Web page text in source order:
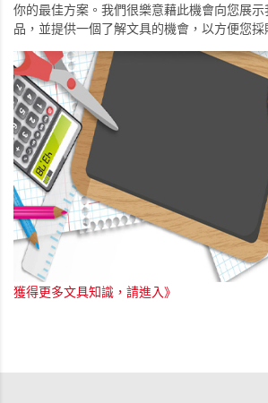
你的最佳方案。我們很樂意藉此機會向您展
品，並提供一個了解文具的機會，以方便您採
獲得更多文具知識，請進入》